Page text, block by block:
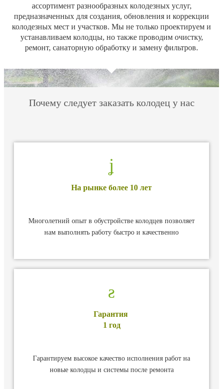
ассортимент разнообразных колодезных услуг,
предназначенных для создания, обновления и коррекции
колодезных мест и участков. Мы не только проектируем и
устанавливаем колодцы, но также проводим очистку,
ремонт, санаторную обработку и замену фильтров.
Почему следует заказать колодец у нас
На рынке более 10 лет
Многолетний опыт в обустройстве колодцев позволяет
нам выполнять работу быстро и качественно
Гарантия
1 год
Гарантируем высокое качество исполнения работ на
новые колодцы и системы после ремонта